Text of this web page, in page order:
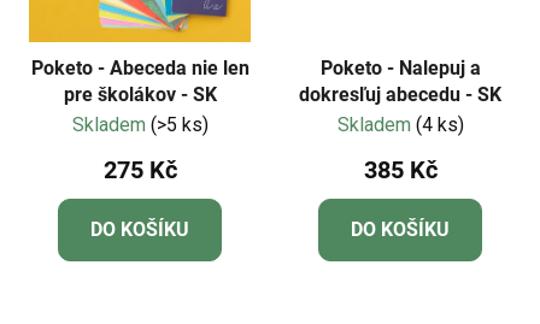
Poketo - Abeceda nie len
pre školákov - SK
Skladem (>5 ks)
275 Kč
DO KOŠÍKU
Poketo - Nalepuj a
dokresľuj abecedu - SK
Skladem (4 ks)
385 Kč
DO KOŠÍKU